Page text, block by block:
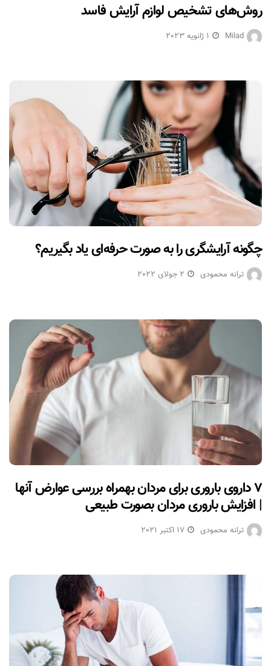
روش‌های تشخیص لوازم آرایش فاسد
Milad 1 ژانویه 2023
چگونه آرایشگری را به صورت حرفه‌ای یاد بگیریم؟
ترانه محمودی 2 جولای 2022
۷ داروی باروری برای مردان بهمراه بررسی عوارض آنها
| افزایش باروری مردان بصورت طبیعی
ترانه محمودی 17 اکتبر 2021